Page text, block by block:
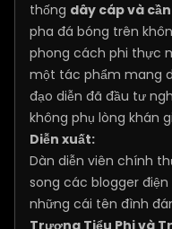
thống dây cáp và
pha đá bóng trên
phong cách phi thực
một tác phẩm mang
đạo diễn đã đầu tư
không phụ lòng khán
Diễn xuất:
Dàn diễn viên chính
song các blogger
những cái tên đình
Trương Tiểu Phi và